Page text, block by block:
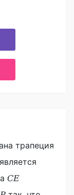
трапеция
является
CE